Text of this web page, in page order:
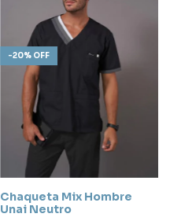
-20% OFF
Chaqueta Mix Hombre
Unai Neutro